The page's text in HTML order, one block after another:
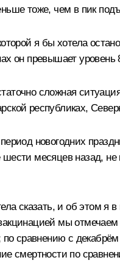
тоже, чем в пик
я бы хотела
он превышает уровень
сложная
республиках,
новогодних
шести месяцев назад,
сказать, и об этом
мы
по сравнению с
смертности по